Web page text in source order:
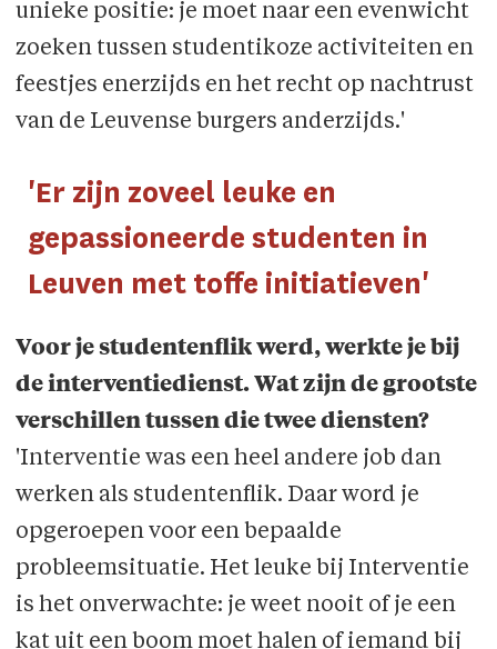
unieke positie: je moet naar een evenwicht
zoeken tussen studentikoze activiteiten en
feestjes enerzijds en het recht op nachtrust
van de Leuvense burgers anderzijds.'
'Er zijn zoveel leuke en
gepassioneerde studenten in
Leuven met toffe initiatieven'
Voor je studentenflik werd, werkte je bij
de interventiedienst. Wat zijn de grootste
verschillen tussen die twee diensten?
'Interventie was een heel andere job dan
werken als studentenflik. Daar word je
opgeroepen voor een bepaalde
probleemsituatie. Het leuke bij Interventie
is het onverwachte: je weet nooit of je een
kat uit een boom moet halen of iemand bij